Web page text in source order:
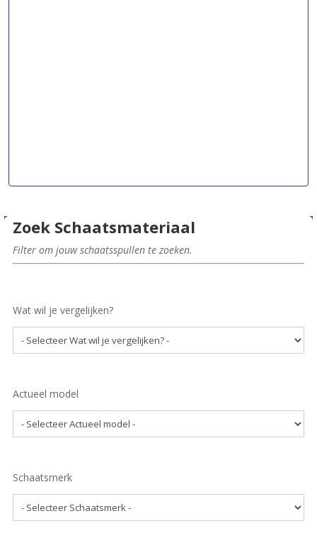
Zoek Schaatsmateriaal
Filter om jouw schaatsspullen te zoeken.
Wat wil je vergelijken?
Actueel model
Schaatsmerk